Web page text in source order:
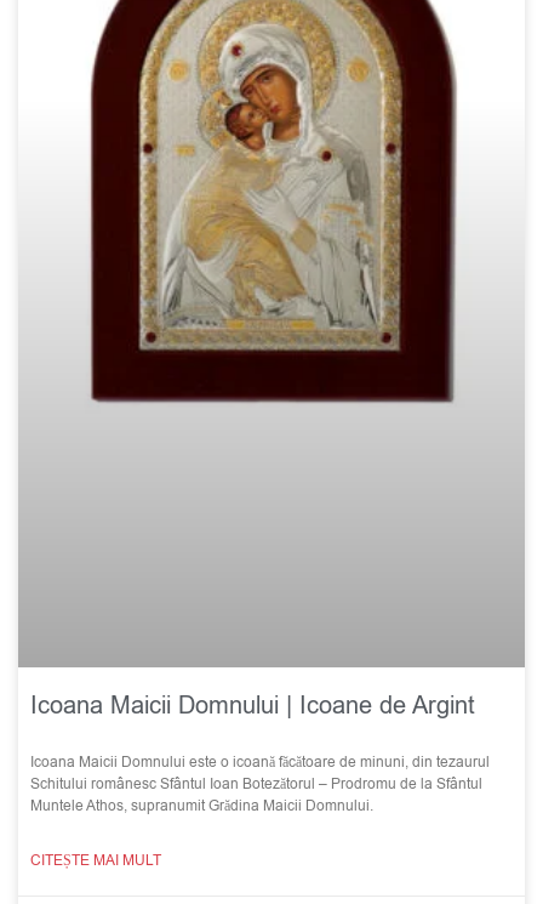
Icoana Maicii Domnului | Icoane de Argint
Icoana Maicii Domnului este o icoană făcătoare de minuni, din tezaurul
Schitului românesc Sfântul Ioan Botezătorul – Prodromu de la Sfântul
Muntele Athos, supranumit Grădina Maicii Domnului.
CITEȘTE MAI MULT